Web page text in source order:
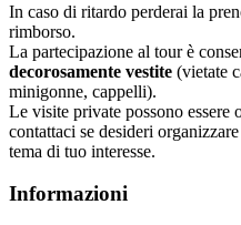
In caso di ritardo perderai la
rimborso.
La partecipazione al tour è
decorosamente vestite (vietate
minigonne, cappelli).
Le visite private possono essere
contattaci se desideri
tema di tuo interesse.
Informazioni